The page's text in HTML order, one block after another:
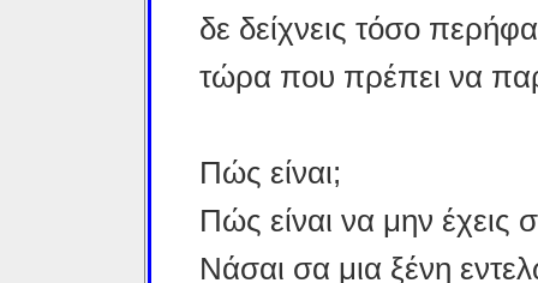
δε δείχνεις τόσο
τώρα που πρέπει να
Πώς είναι;
Πώς είναι να μην έχεις
Νάσαι σα μια ξένη